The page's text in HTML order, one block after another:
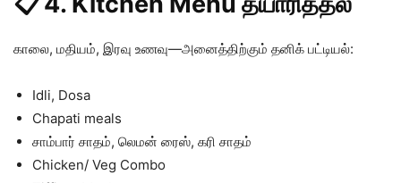
காலை, மதியம், இரவு உணவு—அனைத்திற்கும் தனிக் பட்டியல்:
Idli, Dosa
Chapati meals
சாம்பார் சாதம், லெமன் ரைஸ், கரி சாதம்
Chicken/ Veg Combo